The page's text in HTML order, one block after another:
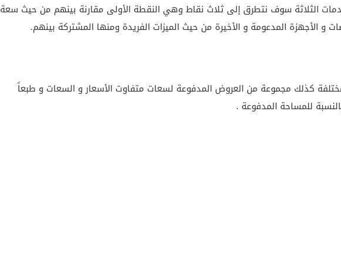
الثلاثة سوف نتطرق إلى ثلاث نقاط وهي النقطة الأولى مقارنة بينهم من حيث سعة
و الأجهزة المدعومة و الأخيرة من حيث الميزات الفريدة ومنها المشتركة بينهم.
كذلك مجموعة من العروض المدفوعة لسعات متفاوت الأسعار و السعات و طبعاً
للمساحة المدفوعة .